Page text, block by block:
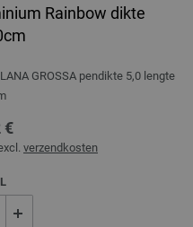
Rainbow dikte
GROSSA pendikte 5,0 lengte
€
verzendkosten